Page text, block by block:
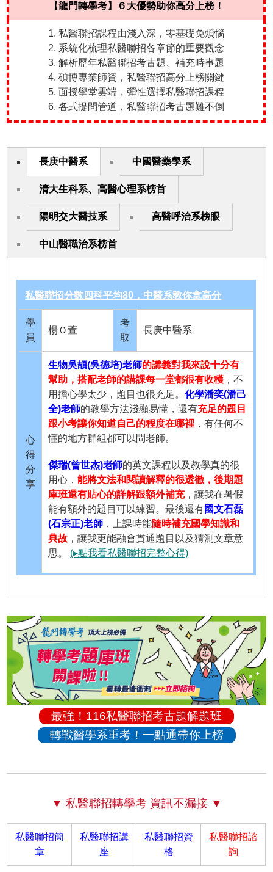
【龍門轉學考】６大優勢助你高分上榜！
1. 私醫聯招課程由淺入深，零基礎免煩惱
2. 系統化梳理私醫聯招各章節的重要觀念
3. 解析歷年私醫聯招考古題、補充時事題
4. 碩博專業師資，私醫聯招高分上榜關鍵
5. 面授學堂雲端，彈性選擇私醫聯招課程
6. 各式提問管道，私醫聯招考古題難不倒
長庚中醫系 中國醫藥學系
清大生科系、高醫心理系榜首
陽明交大醫技系 高醫呼治系榜眼
中山醫職治系榜首
私醫聯招分數四科平均80，中醫系教你拿高分
學
員
楊Ｏ萱
考
取
長庚中醫系
心
得
分
享
生物吳頡(吳德培)老師的講義對我來說十分有
幫助，搭配老師的講課每一堂都很有收穫 ，不
用擔心學太少，題目也很充足。化學潘奕(潘己
全)老師的教學方法淺顯易懂，還有充足的題目
跟小考讓你知道自己的程度在哪裡 ，有任何不
懂的地方群組都可以問老師。
傑瑞(曾世杰)老師的英文課程以及教學真的很
用心，能將文法和閱讀解釋的很透徹，後期題
庫班還有貼心的詳解跟額外補充，讓我在暑假
能有額外的題目可以練習。最後還有國文石磊
(石宗正)老師 ，上課時能隨時補充國學知識和
典故 ，讓我更能融會貫通題目以及猜測文章意
思。 (▸點我看私醫聯招完整心得)
最強！116私醫聯招考古題解題班
轉戰醫學系重考！一點通帶你上榜
▼ 私醫聯招轉學考 資訊不漏接 ▼
私醫聯招簡
章
私醫聯招講
座
私醫聯招資
格
私醫聯招諮
詢